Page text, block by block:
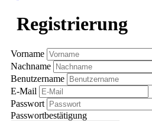
Registrierung
Vorname
Nachname
Benutzername
E-Mail
Passwort
Passwortbestätigung